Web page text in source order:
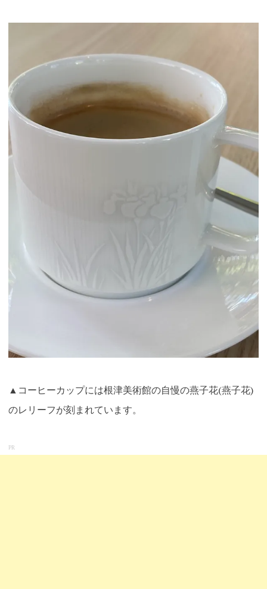
▲コーヒーカップには根津美術館の自慢の燕子花(燕子花)
のレリーフが刻まれています。
PR